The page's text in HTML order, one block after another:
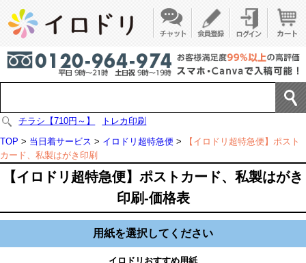
チラシ【710円～】
トレカ印刷
TOP > 当日着サービス > イロドリ超特急便 >
【イロドリ超特急便】ポスト
カード、私製はがき印刷
【イロドリ超特急便】ポストカード、私製はがき
印刷-価格表
用紙を選択してください
イロドリおすすめ用紙